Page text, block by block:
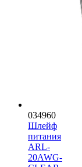
034960
Шлейф
питания
ARL-
20AWG-